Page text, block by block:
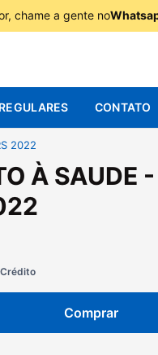
chame a gente no
CONTATO
2022
À SAUDE
Comprar